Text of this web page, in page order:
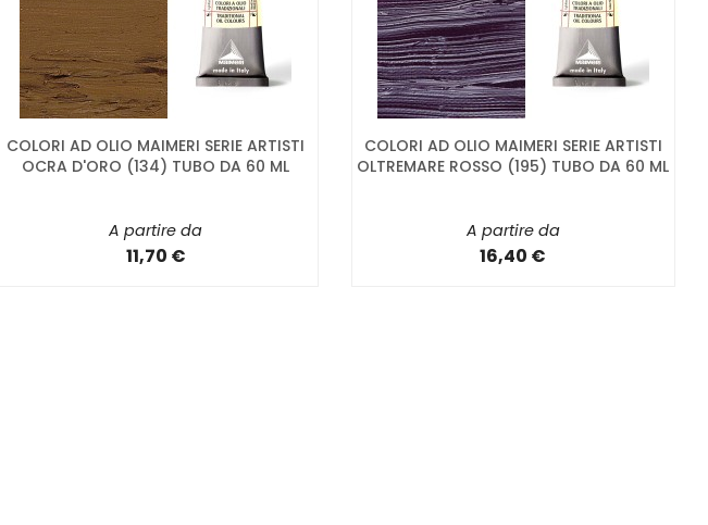
COLORI AD OLIO MAIMERI SERIE ARTISTI
OCRA D'ORO (134) TUBO DA 60 ML
A partire da
11,70 €
COLORI AD OLIO MAIMERI SERIE ARTISTI
OLTREMARE ROSSO (195) TUBO DA 60 ML
A partire da
16,40 €